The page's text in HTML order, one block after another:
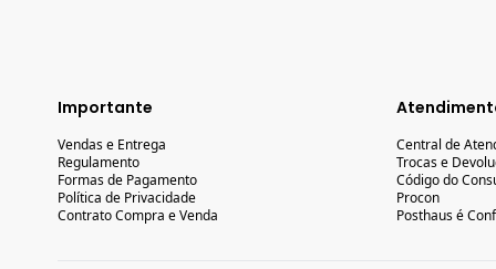
Importante
Vendas e Entrega
Regulamento
Formas de Pagamento
Política de Privacidade
Contrato Compra e Venda
Central de
Trocas e
Código do
Procon
Posthaus é